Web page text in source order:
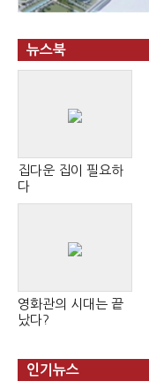
뉴스북
집다운 집이 필요하
다
영화관의 시대는 끝
났다?
인기뉴스